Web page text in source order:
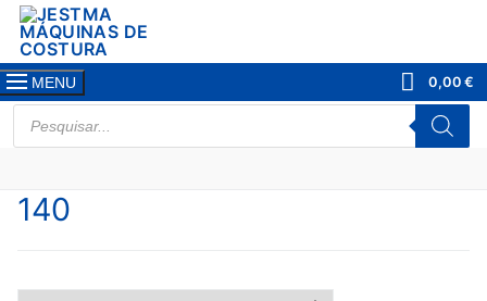
Saltar
para
conteúdo
MENU 0,00€
PRODUCTS
SEARCH
140